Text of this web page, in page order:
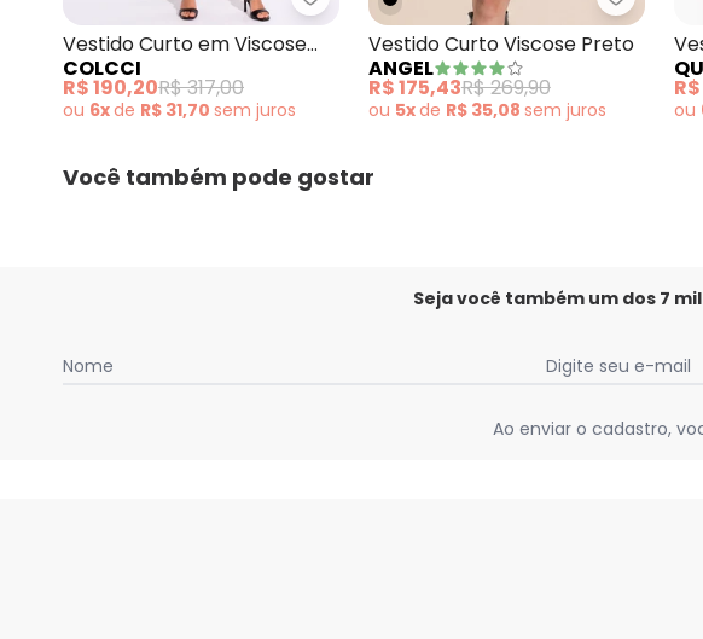
Colcci - Vestido Curto em Viscose
Vestido Curto em Viscose
Estampado
COLCCI
R$ 190,20R$ 317,00
ou 6xde R$ 31,70 sem juros
Angel -
Vestido Curto Viscose Preto
ANGEL
R$ 175,43R$ 269,90
ou 5xde R$ 35,08 sem juros ou
Você também pode gostar
Seja você também um dos 7
Nome Digite seu e-mail
Ao enviar o cadastro,